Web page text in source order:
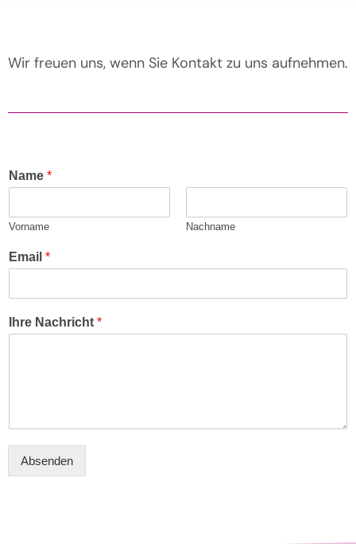
Wir freuen uns, wenn Sie Kontakt zu uns aufnehmen.
Name *
Vorname Nachname
Email *
Ihre Nachricht *
Absenden